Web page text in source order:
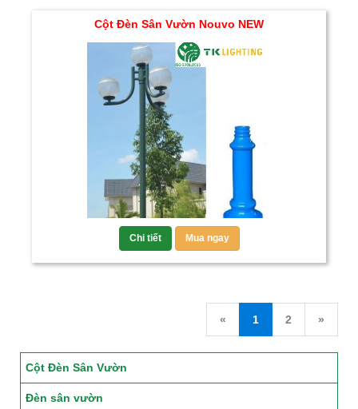
Cột Đèn Sân Vườn Nouvo NEW
Chi tiết Mua ngay
« 1 2 »
Cột Đèn Sân Vườn
Đèn sân vườn